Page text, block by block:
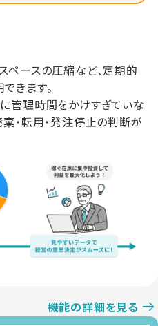
ペースの圧縮など、定期的
きます。
管理時間をかけすぎていな
棄・転用・発注停止の判断が
機能の詳細を見る